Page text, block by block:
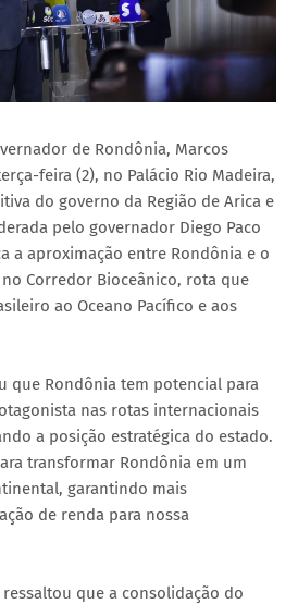
de Rondônia, Marcos
feira (2), no Palácio Rio Madeira,
do governo da Região de Arica e
pelo governador Diego Paco
a aproximação entre Rondônia e o
Corredor Bioceânico, rota que
ao Oceano Pacífico e aos
que Rondônia tem potencial para
nas rotas internacionais
a posição estratégica do estado.
transformar Rondônia em um
garantindo mais
de renda para nossa
que a consolidação do